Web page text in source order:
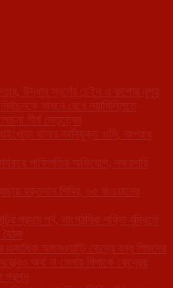
উদ্ধার স্বর্ণের চেইন ও রুপোর নূপুর
সামনে রেখে নয়াদিল্লিতে
শীর্ষ নেতৃত্বের
থানার নবনিযুক্ত ওসি, অপরাধ
গাফিলতির অভিযোগ, নজরদারি
রক্তদান শিবির, ৬৫ জওয়ানের
প্রথম পর্ব, সাংগঠনিক শক্তি বৃদ্ধিতে
একাধিক অঙ্গনওয়াড়ি কেন্দ্রে বন্ধ শিশুদের
অর্থ না মেলায় বিপাকে কেন্দ্রের
প্রশ্ন